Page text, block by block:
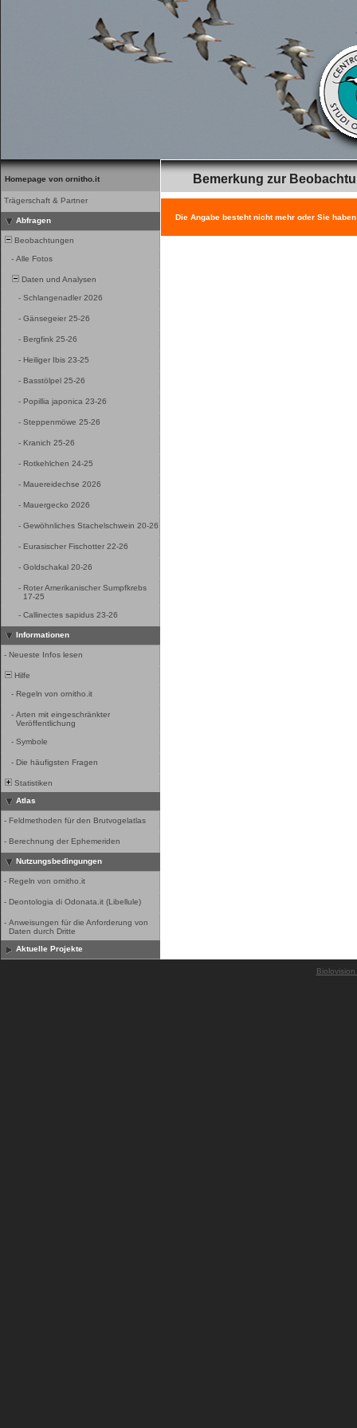
Homepage von ornitho.it
Trägerschaft & Partner
Abfragen
Beobachtungen
- Alle Fotos
Daten und Analysen
- Schlangenadler 2026
- Gänsegeier 25-26
- Bergfink 25-26
- Heiliger Ibis 23-25
- Basstölpel 25-26
- Popillia japonica 23-26
- Steppenmöwe 25-26
- Kranich 25-26
- Rotkehlchen 24-25
- Mauereidechse 2026
- Mauergecko 2026
- Gewöhnliches Stachelschwein 20-26
- Eurasischer Fischotter 22-26
- Goldschakal 20-26
- Roter Amerikanischer Sumpfkrebs
17-25
- Callinectes sapidus 23-26
Informationen
- Neueste Infos lesen
Hilfe
- Regeln von ornitho.it
- Arten mit eingeschränkter
Veröffentlichung
- Symbole
- Die häufigsten Fragen
Statistiken
Atlas
- Feldmethoden für den Brutvogelatlas
- Berechnung der Ephemeriden
Nutzungsbedingungen
- Regeln von ornitho.it
- Deontologia di Odonata.it (Libellule)
- Anweisungen für die Anforderung von
Daten durch Dritte
Aktuelle Projekte
Bemerkung zur
Die Angabe besteht nicht mehr oder Sie
Biolovision